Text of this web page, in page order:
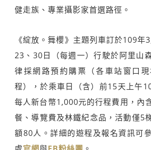
健走族、專業攝影家首選路徑。
《綻放。舞櫻》主題列車訂於109年
23、30日（每週一）行駛於阿里山
律採網路預約購票（各車站窗口
程），於乘車日（含）前15天上午
每人新台幣1,000元的行程費用，內
餐、導覽費及林鐵紀念品，活動僅5
額80人。詳細的遊程及報名資訊可